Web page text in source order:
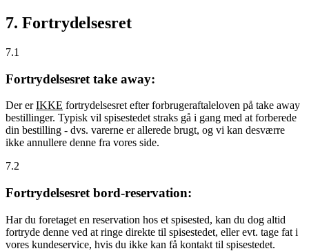
7. Fortrydelsesret
7.1
Fortrydelsesret take away:
Der erIKKE fortrydelsesret efter forbrugeraftaleloven på take away
bestillinger. Typisk vil spisestedet straks gå i gang med at forberede
din bestilling - dvs. varerne er allerede brugt, og vi kan desværre
ikke annullere denne fra vores side.
7.2
Fortrydelsesret bord-reservation:
Har du foretaget en reservation hos et spisested, kan du dog altid
fortryde denne ved at ringe direkte til spisestedet, eller evt. tage fat i
vores kundeservice, hvis du ikke kan få kontakt til spisestedet.